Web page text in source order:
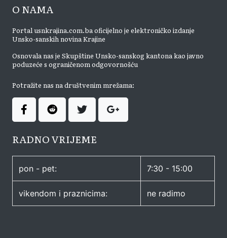
O NAMA
Portal usnkrajina.com.ba oficijelno je elektroničko izdanje
Unsko-sanskih novina Krajine
Osnovala nas je Skupštine Unsko-sanskog kantona kao javno
poduzeće s ograničenom odgovornošću
Potražite nas na društvenim mrežama:
RADNO VRIJEME
pon - pet: 7:30 - 15:00
vikendom i praznicima: ne radimo